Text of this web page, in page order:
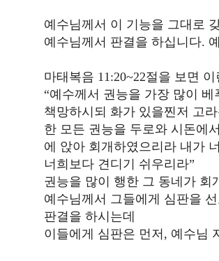
예수님께서 이 기능을 그대로
예수님께서 판결을 하십니다.
마태복음 11:20~22절을 보면
“예수께서 권능을 가장 많이
책망하시되 화가 있을찐저 고
한 모든 권능을 두로와 시돈에
에 앉아 회개하였으리라 내가
너희보다 견디기 쉬우리라”
권능을 많이 행한 그 동네가 회
예수님께서 그들에게 심판을
판결을 하시는데
이들에게 심판은 먼저, 예수님